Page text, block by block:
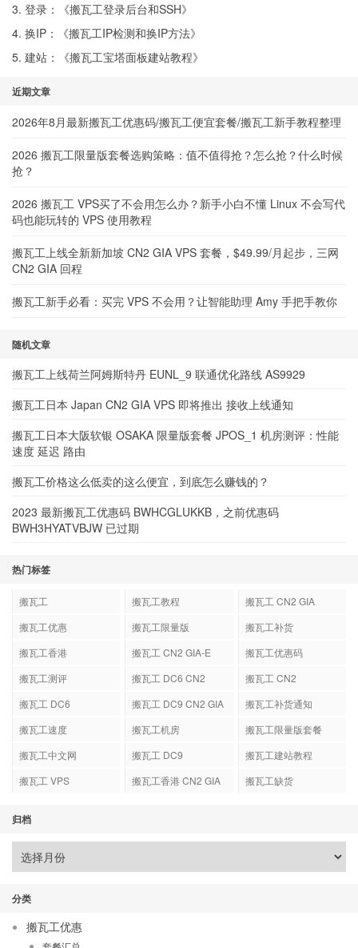
3. 登录：《搬瓦工登录后台和SSH》
4. 换IP：《搬瓦工IP检测和换IP方法》
5. 建站：《搬瓦工宝塔面板建站教程》
近期文章
2026年8月最新搬瓦工优惠码/搬瓦工便宜套餐/搬瓦工新手教程整理
2026 搬瓦工限量版套餐选购策略：值不值得抢？怎么抢？什么时候
抢？
2026 搬瓦工 VPS买了不会用怎么办？新手小白不懂 Linux 不会写代
码也能玩转的 VPS 使用教程
搬瓦工上线全新新加坡 CN2 GIA VPS 套餐，$49.99/月起步，三网
CN2 GIA 回程
搬瓦工新手必看：买完 VPS 不会用？让智能助理 Amy 手把手教你
随机文章
搬瓦工上线荷兰阿姆斯特丹 EUNL_9 联通优化路线 AS9929
搬瓦工日本 Japan CN2 GIA VPS 即将推出 接收上线通知
搬瓦工日本大阪软银 OSAKA 限量版套餐 JPOS_1 机房测评：性能
速度 延迟 路由
搬瓦工价格这么低卖的这么便宜，到底怎么赚钱的？
2023 最新搬瓦工优惠码 BWHCGLUKKB，之前优惠码
BWH3HYATVBJW 已过期
热门标签
搬瓦工 搬瓦工教程
搬瓦工 CN2 GIA
搬瓦工优惠
搬瓦工限量版
搬瓦工补货
搬瓦工香港
搬瓦工 CN2 GIA-E
搬瓦工优惠码
搬瓦工测评
搬瓦工 DC6 CN2
搬瓦工 CN2
搬瓦工 DC6
搬瓦工 DC9 CN2 GIA
搬瓦工补货通知
搬瓦工速度
搬瓦工机房
搬瓦工限量版套餐
搬瓦工中文网
搬瓦工 DC9
搬瓦工建站教程
搬瓦工 VPS
搬瓦工香港 CN2 GIA 搬瓦工缺货
归档
分类
搬瓦工优惠